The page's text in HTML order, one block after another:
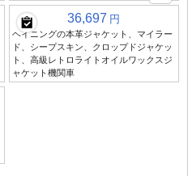
36,697 円
ヘイニングの本革ジャケット、マイラー
ド、シープスキン、クロップドジャケッ
ト、高級レトロライトオイルワックスジ
ャケット機関車